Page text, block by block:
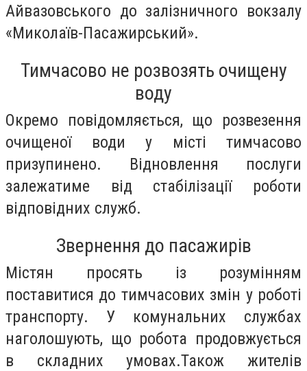
Айвазовського до залізничного вокзалу
«Миколаїв-Пасажирський».
Тимчасово не розвозять очищену
воду
Окремо повідомляється, що розвезення
очищеної води у місті тимчасово
призупинено. Відновлення послуги
залежатиме від стабілізації роботи
відповідних служб.
Звернення до пасажирів
Містян просять із розумінням
поставитися до тимчасових змін у роботі
транспорту. У комунальних службах
наголошують, що робота продовжується
в складних умовах.Також жителів